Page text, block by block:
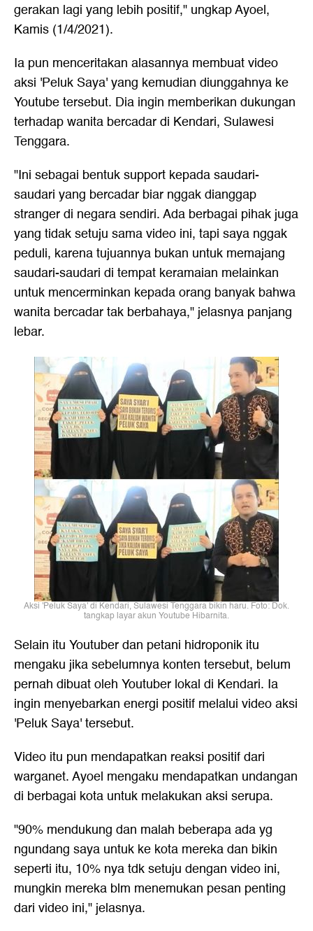
gerakan lagi yang lebih positif," ungkap Ayoel,
Kamis (1/4/2021).
Ia pun menceritakan alasannya membuat video
aksi 'Peluk Saya' yang kemudian diunggahnya ke
Youtube tersebut. Dia ingin memberikan dukungan
terhadap wanita bercadardi Kendari, Sulawesi
Tenggara.
"Ini sebagai bentuk support kepada saudari-
saudari yang bercadar biar nggak dianggap
stranger di negara sendiri. Ada berbagai pihak juga
yang tidak setuju sama video ini, tapi saya nggak
peduli, karena tujuannya bukan untuk memajang
saudari-saudari di tempat keramaian melainkan
untuk mencerminkan kepada orang banyak bahwa
wanita bercadar tak berbahaya," jelasnya panjang
lebar.
Aksi 'Peluk Saya' di Kendari, Sulawesi Tenggara bikin haru. Foto: Dok.
tangkap layar akun Youtube Hibarnita.
Selain itu Youtuber dan petani hidroponik itu
mengaku jika sebelumnya konten tersebut, belum
pernah dibuat oleh Youtuber lokal di Kendari. Ia
ingin menyebarkan energi positif melalui video aksi
'Peluk Saya' tersebut.
Video itu pun mendapatkan reaksi positif dari
warganet. Ayoel mengaku mendapatkan undangan
di berbagai kota untuk melakukan aksi serupa.
"90% mendukung dan malah beberapa ada yg
ngundang saya untuk ke kota mereka dan bikin
seperti itu, 10% nya tdk setuju dengan video ini,
mungkin mereka blm menemukan pesan penting
dari video ini," jelasnya.